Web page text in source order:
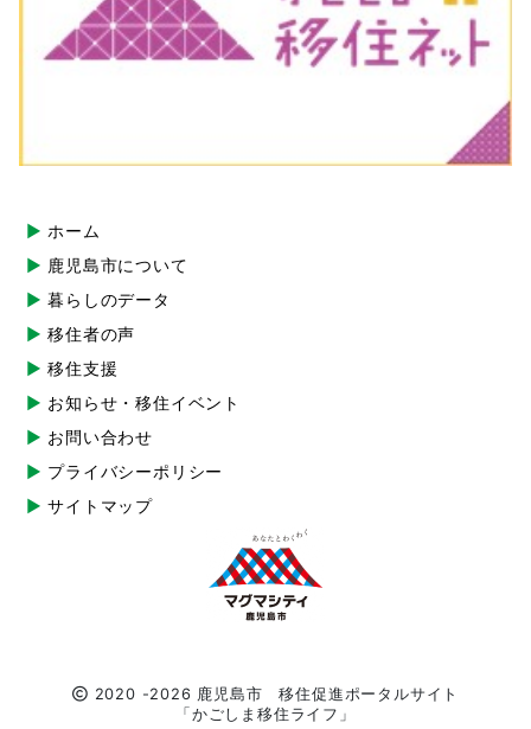
ホーム
鹿児島市について
暮らしのデータ
移住者の声
移住支援
お知らせ・移住イベント
お問い合わせ
プライバシーポリシー
サイトマップ
2020 -2026 鹿児島市 移住促進ポータルサイト
「かごしま移住ライフ」